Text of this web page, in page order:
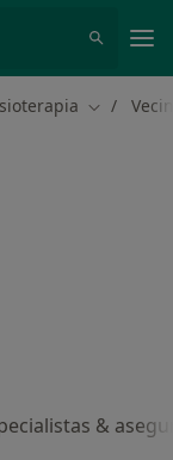
Cambiar
&